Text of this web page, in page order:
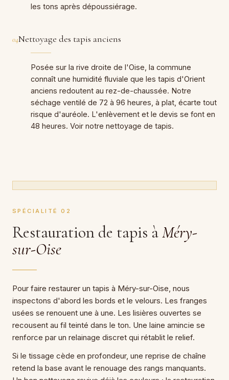
les tons après dépoussiérage.
04Nettoyage des tapis anciens
Posée sur la rive droite de l'Oise, la commune
connaît une humidité fluviale que les tapis d'Orient
anciens redoutent au rez-de-chaussée. Notre
séchage ventilé de 72 à 96 heures, à plat, écarte tout
risque d'auréole. L'enlèvement et le devis se font en
48 heures. Voir notre nettoyage de tapis.
SPÉCIALITÉ 02
Restauration de tapis àMéry-
sur-Oise
Pour faire restaurer un tapis à Méry-sur-Oise, nous
inspectons d'abord les bords et le velours. Les franges
usées se renouent une à une. Les lisières ouvertes se
recousent au fil teinté dans le ton. Une laine amincie se
renforce par un relainage discret qui rétablit le relief.
Si le tissage cède en profondeur, une reprise de chaîne
retend la base avant le renouage des rangs manquants.